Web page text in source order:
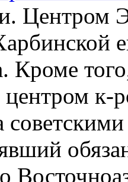
Центром
Кроме
к-